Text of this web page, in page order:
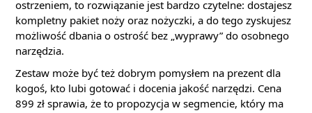
ostrzeniem, to rozwiązanie jest bardzo czytelne: dostajesz
kompletny pakiet noży oraz nożyczki, a do tego zyskujesz
możliwość dbania o ostrość bez „wyprawy” do osobnego
narzędzia.
Zestaw może być też dobrym pomysłem na prezent dla
kogoś, kto lubi gotować i docenia jakość narzędzi. Cena
899 zł sprawia, że to propozycja w segmencie, który ma